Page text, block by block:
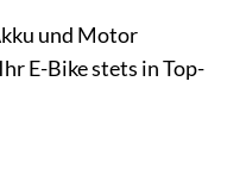
und Motor
E-Bike stets in Top-